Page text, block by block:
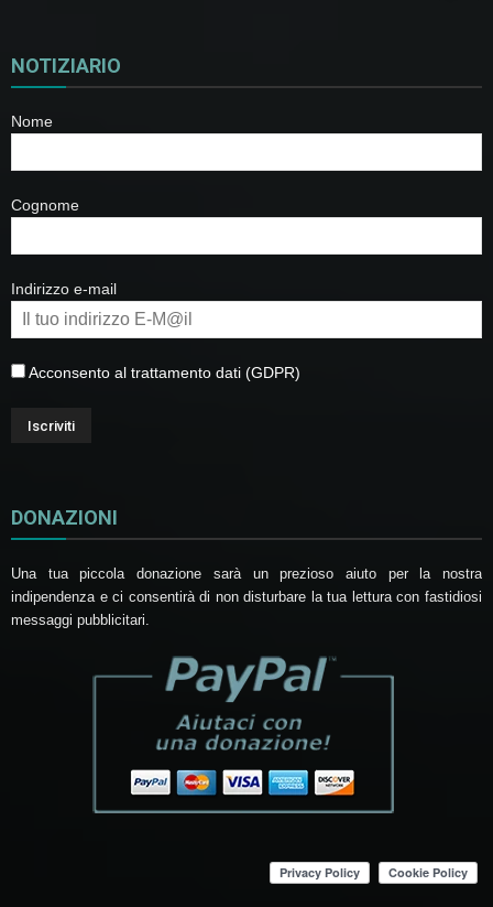
NOTIZIARIO
Nome
Cognome
Indirizzo e-mail
Acconsento al trattamento dati (GDPR)
DONAZIONI
Una tua piccola donazione sarà un prezioso aiuto per la nostra
indipendenza e ci consentirà di non disturbare la tua lettura con fastidiosi
messaggi pubblicitari.